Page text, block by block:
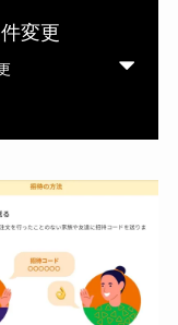
変更
円以上